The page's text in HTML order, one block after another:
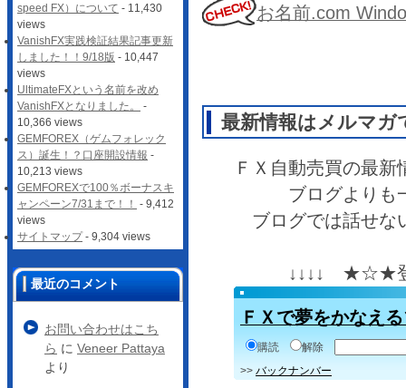
お名前.com
最新情報はメルマガ
ＦＸ自動売買の最
ブログよりも
ブログでは話せな
↓↓↓↓ ★☆★
ＦＸで夢をかなえ
購読
解除
>> バックナンバー
speed FX）について - 11,430
views
VanishFX実践検証結果記事更新
しました！！9/18版 - 10,447
views
UltimateFXという名前を改め
VanishFXとなりました。
-
10,366 views
GEMFOREX（ゲムフォレック
ス）誕生！？口座開設情報 -
10,213 views
GEMFOREXで100％ボーナスキ
ャンペーン7/31まで！！ - 9,412
views
サイトマップ- 9,304 views
最近のコメント
お問い合わせはこち
ら に Veneer Pattaya
より